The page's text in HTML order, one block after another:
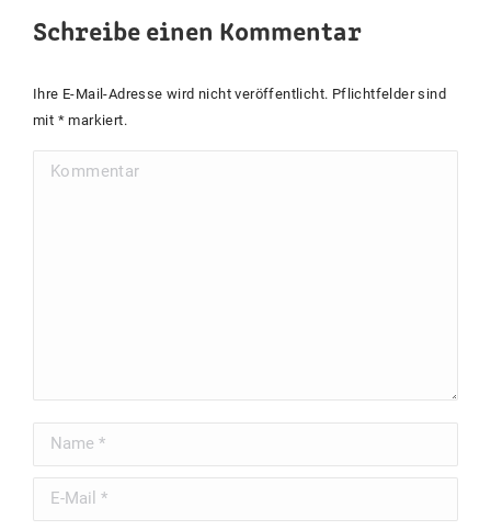
Schreibe einen Kommentar
Ihre E-Mail-Adresse wird nicht veröffentlicht. Pflichtfelder sind
mit * markiert.
Kommentar
Name *
Email *